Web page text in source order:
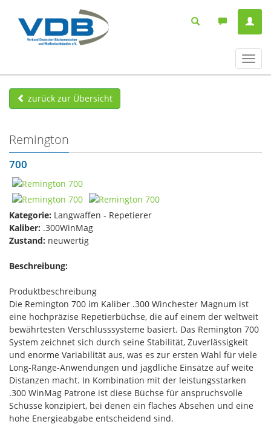
ein-/
zurück zur Übersicht
Remington
700
Kategorie: Langwaffen - Repetierer
Kaliber: .300WinMag
Zustand: neuwertig
Beschreibung:
Produktbeschreibung
Die Remington 700 im Kaliber .300 Winchester Magnum ist
eine hochpräzise Repetierbüchse, die auf einem der weltweit
bewährtesten Verschlusssysteme basiert. Das Remington 700
System zeichnet sich durch seine Stabilität, Zuverlässigkeit
und enorme Variabilität aus, was es zur ersten Wahl für viele
Long-Range-Anwendungen und jagdliche Einsätze auf weite
Distanzen macht. In Kombination mit der leistungsstarken
.300 WinMag Patrone ist diese Büchse für anspruchsvolle
Schüsse konzipiert, bei denen ein flaches Absehen und eine
hohe Energieabgabe entscheidend sind.